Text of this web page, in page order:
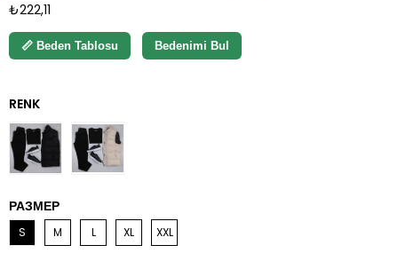
₺222,11
📏 Beden Tablosu Bedenimi Bul
РАЗМЕР
S M L XL XXL